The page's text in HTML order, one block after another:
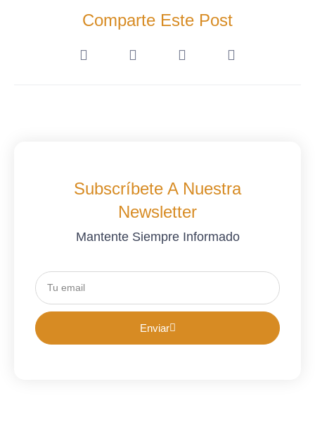
Comparte Este Post
Subscríbete A Nuestra
Newsletter
Mantente Siempre Informado
Enviar